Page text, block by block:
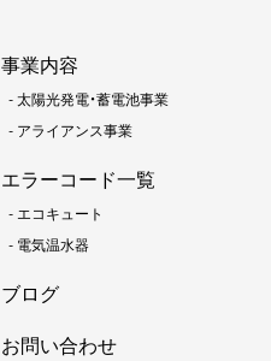
事業内容
-太陽光発電・蓄電池事業
- アライアンス事業
エラーコード一覧
-エコキュート
- 電気温水器
ブログ
お問い合わせ